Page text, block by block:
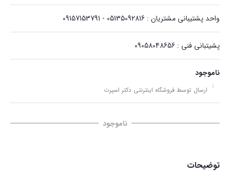
واحد پشتیبانی مشتریان : 05135092816 - 09157153791
پشیتبانی فنی : 09058048656
ناموجود
ارسال توسط فروشگاه اینترنتی دکتر اسپرت
ناموجود
توضیحات